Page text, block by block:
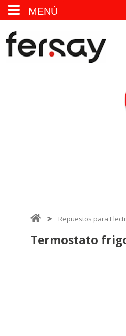
MENÚ
Repuestos para
Termostato